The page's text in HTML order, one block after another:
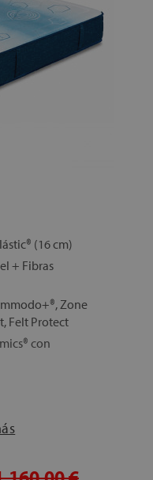
(16 cm)
+ Fibras
Zone
Felt Protect
con
del colchón
unidades unidas